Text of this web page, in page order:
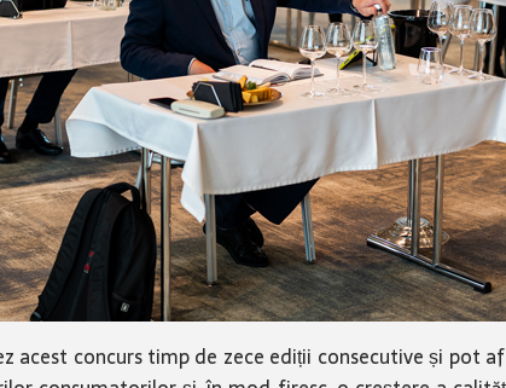
acest concurs timp de zece ediții consecutive și pot